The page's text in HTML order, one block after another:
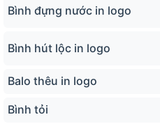
Bình đựng nước in logo
Bình hút lộc in logo
Balo thêu in logo
Bình tỏi